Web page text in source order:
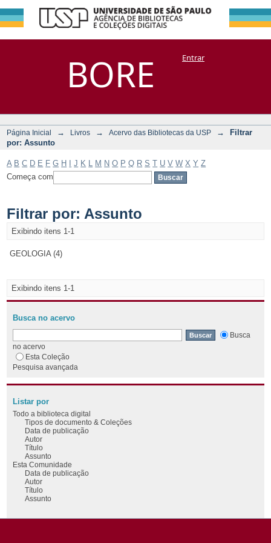
BORE
Filtrar por:
Assunto
DSpace/Manakin + CoriscoEntrar
Página Inicial → Livros → Acervo das Bibliotecas da USP →
Filtrar
por: Assunto
A B C D E F G H J K M N O P Q R S T U V W X Y Z
Começa com
Filtrar por: Assunto
Exibindo itens 1-1
GEOLOGIA (4)
Exibindo itens 1-1
Busca no acervo
Busca
no acervo
Esta Coleção
Pesquisa avançada
Listar por
Todo a biblioteca digital
Tipos de documento & Coleções
Data de publicação
Autor
Título
Assunto
Esta Comunidade
Data de publicação
Autor
Título
Assunto